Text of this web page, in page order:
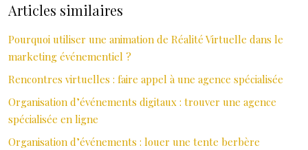
Articles similaires
Pourquoi utiliser une animation de Réalité Virtuelle dans le
marketing événementiel ?
Rencontres virtuelles : faire appel à une agence spécialisée
Organisation d’événements digitaux : trouver une agence
spécialisée en ligne
Organisation d’événements : louer une tente berbère